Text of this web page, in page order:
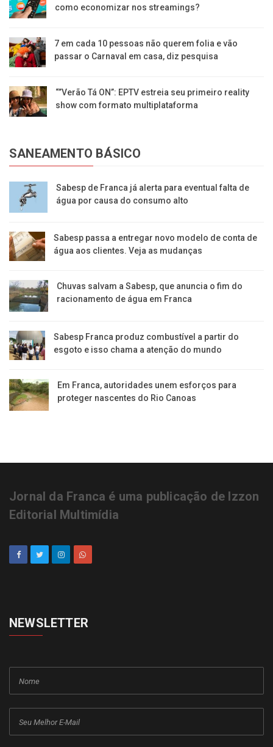
como economizar nos streamings?
7 em cada 10 pessoas não querem folia e vão
passar o Carnaval em casa, diz pesquisa
“”Verão Tá ON”: EPTV estreia seu primeiro reality
show com formato multiplataforma
SANEAMENTO BÁSICO
Sabesp de Franca já alerta para eventual falta de
água por causa do consumo alto
Sabesp passa a entregar novo modelo de conta de
água aos clientes. Veja as mudanças
Chuvas salvam a Sabesp, que anuncia o fim do
racionamento de água em Franca
Sabesp Franca produz combustível a partir do
esgoto e isso chama a atenção do mundo
Em Franca, autoridades unem esforços para
proteger nascentes do Rio Canoas
Jornal da Franca é uma publicação de Izzon
Editorial Multimídia
NEWSLETTER